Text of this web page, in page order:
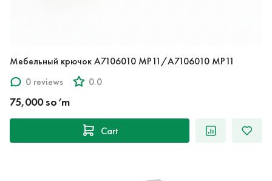
Мебельный крючок A7106010 MP11/A7106010 MP11
0 reviews
0.0
75,000 so‘m
Cart